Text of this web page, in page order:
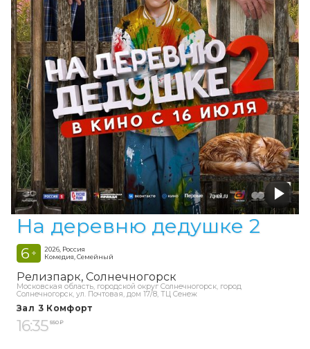
На деревню дедушке 2
6 +
2026, Россия
Комедия, Семейный
Релизпарк Солнечногорск
Московская область, городской округ Солнечногорск, город
Солнечногорск, ул. Почтовая, дом 17/8, ТЦ Сенеж
Зал 3 Комфорт
16:35 550 ₽